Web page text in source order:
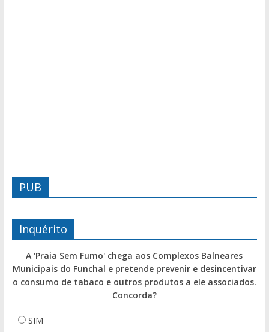
PUB
Inquérito
A 'Praia Sem Fumo' chega aos Complexos Balneares
Municipais do Funchal e pretende prevenir e desincentivar
o consumo de tabaco e outros produtos a ele associados.
Concorda?
SIM